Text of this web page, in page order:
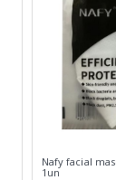
Nafy facial
1un